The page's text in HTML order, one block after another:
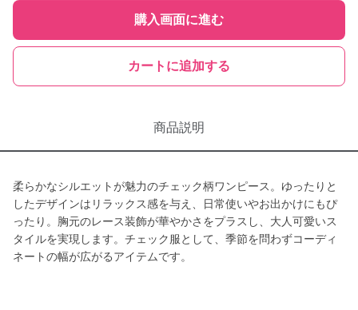
購入画面に進む
カートに追加する
商品説明
柔らかなシルエットが魅力のチェック柄ワンピース。ゆったりと
したデザインはリラックス感を与え、日常使いやお出かけにもぴ
ったり。胸元のレース装飾が華やかさをプラスし、大人可愛いス
タイルを実現します。チェック服として、季節を問わずコーディ
ネートの幅が広がるアイテムです。